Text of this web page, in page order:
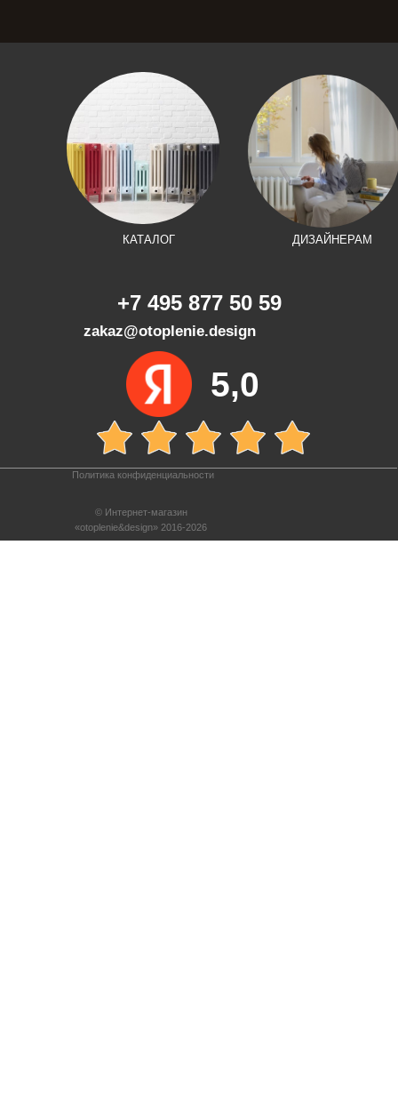
КАТАЛОГ ДИЗАЙНЕРАМ
+7 495 877 50 59
© Интернет-магазин
«otoplenie&design» 2016-2026
Политика конфиденциальности
zakaz@otoplenie.design
5,0